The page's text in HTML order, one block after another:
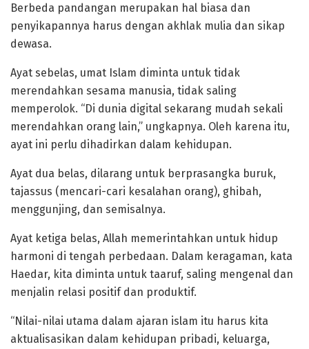
Berbeda pandangan merupakan hal biasa dan
penyikapannya harus dengan akhlak mulia dan sikap
dewasa.
Ayat sebelas, umat Islam diminta untuk tidak
merendahkan sesama manusia, tidak saling
memperolok. “Di dunia digital sekarang mudah sekali
merendahkan orang lain,” ungkapnya. Oleh karena itu,
ayat ini perlu dihadirkan dalam kehidupan.
Ayat dua belas, dilarang untuk berprasangka buruk,
tajassus (mencari-cari kesalahan orang), ghibah,
menggunjing, dan semisalnya.
Ayat ketiga belas, Allah memerintahkan untuk hidup
harmoni di tengah perbedaan. Dalam keragaman, kata
Haedar, kita diminta untuk taaruf, saling mengenal dan
menjalin relasi positif dan produktif.
“Nilai-nilai utama dalam ajaran islam itu harus kita
aktualisasikan dalam kehidupan pribadi, keluarga,